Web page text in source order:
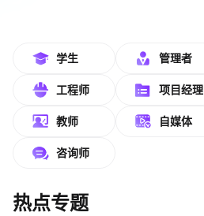
帮助中心
知识分享社区
学生 管理者
工程师 项目经理
教师 自媒体
咨询师
热点专题